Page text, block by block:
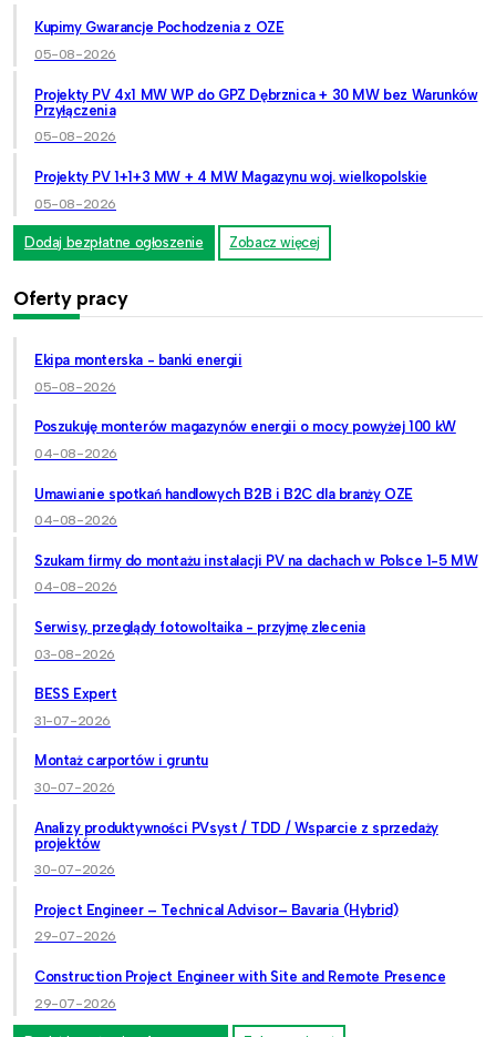
Kupimy Gwarancje Pochodzenia z OZE
05-08-2026
Projekty PV 4x1 MW WP do GPZ Dębrznica + 30 MW bez Warunków
Przyłączenia
05-08-2026
Projekty PV 1+1+3 MW + 4 MW Magazynu woj. wielkopolskie
05-08-2026
Dodaj bezpłatne ogłoszenie Zobacz więcej
Oferty pracy
Ekipa monterska - banki energii
05-08-2026
Poszukuję monterów magazynów energii o mocy powyżej 100 kW
04-08-2026
Umawianie spotkań handlowych B2B i B2C dla branży OZE
04-08-2026
Szukam firmy do montażu instalacji PV na dachach w Polsce 1-5 MW
04-08-2026
Serwisy, przeglądy fotowoltaika - przyjmę zlecenia
03-08-2026
BESS Expert
31-07-2026
Montaż carportów i gruntu
30-07-2026
Analizy produktywności PVsyst / TDD / Wsparcie z sprzedaży
projektów
30-07-2026
Project Engineer – Technical Advisor– Bavaria (Hybrid)
29-07-2026
Construction Project Engineer with Site and Remote Presence
29-07-2026